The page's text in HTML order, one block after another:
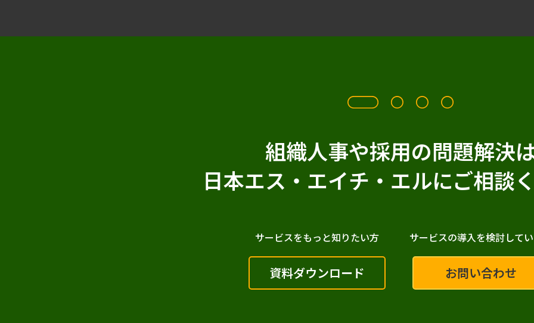
組織人事や採用の問題解決
日本エス・エイチ・エルにご相談
サービスをもっと知りたい方
資料ダウンロード
サービスの導入を検討して
お問い合わせ